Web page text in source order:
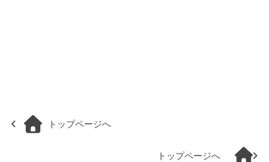
トップページへ
トップページへ